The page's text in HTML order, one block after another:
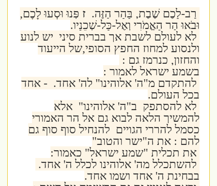
רַב-לָכֶם שֶׁבֶת, בָּהָר הַזֶּה.ז פְּנוּ וּסְעוּ לָכֶם,
וּבֹאוּ הַר הָאֱמֹרִי וְאֶל-כָּל-שְׁכֵנָיו.
לא לעולם לשבת אך בברית סיני יש לנוע
ולנסוע למחוז החפץ הסופי,של הייעוד
והחזון, כנרמז גם :
בשמע ישראל לאמור :
להתקדם מ"ה' אלוהינו" לה' אחד. - אחד
בכל העולם.
לא להסתפק ב"ה' אלוהינו" אלא
להמשיך הלאה לבוא גם אל הר האמורי
כסמל להררי הגויים להנחיל סוף סוף גם
להם : את ה"ישר והטוב"
את תכלית "שמע ישראל" כאמור:
להשתכלל מה' אלוהינו לכלל ה' אחד.
בבחינת ה' אחד ושמו אחד.